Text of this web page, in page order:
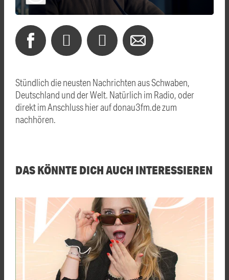
Stündlich die neusten Nachrichten aus Schwaben,
Deutschland und der Welt. Natürlich im Radio, oder
direkt im Anschluss hier auf donau3fm.de zum
nachhören.
DAS KÖNNTE DICH AUCH INTERESSIEREN